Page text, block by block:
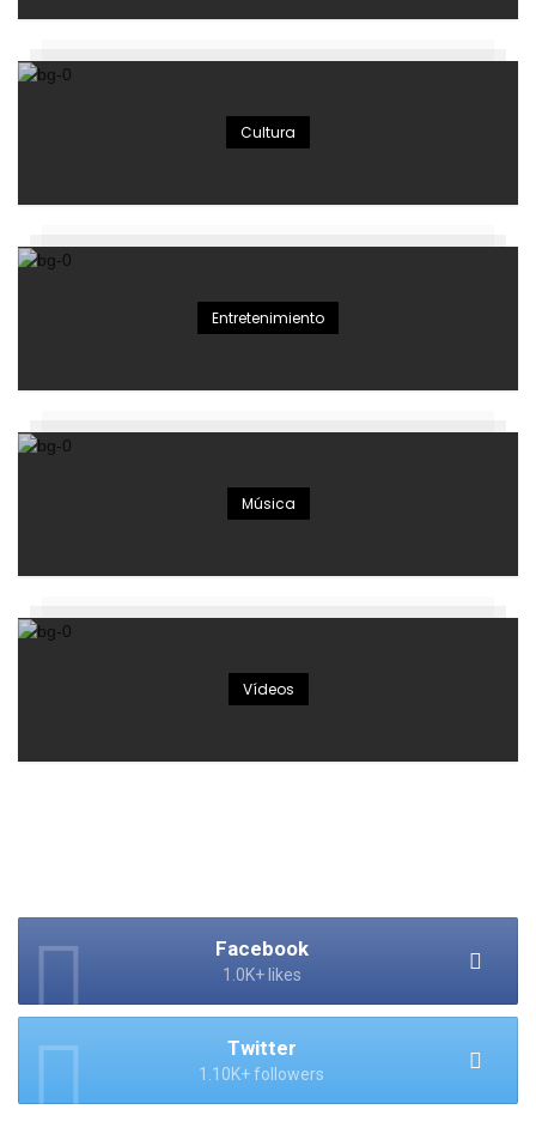
Cultura
Entretenimiento
Música
Vídeos
Facebook
1.0K+ likes
Twitter
1.10K+ followers